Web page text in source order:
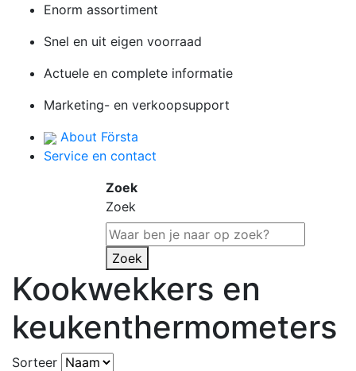
Enorm assortiment
Snel en uit eigen voorraad
Actuele en complete informatie
Marketing- en verkoopsupport
About Första
Service en contact
Zoek
Zoek
Zoek
Kookwekkers en
keukenthermometers
Sorteer